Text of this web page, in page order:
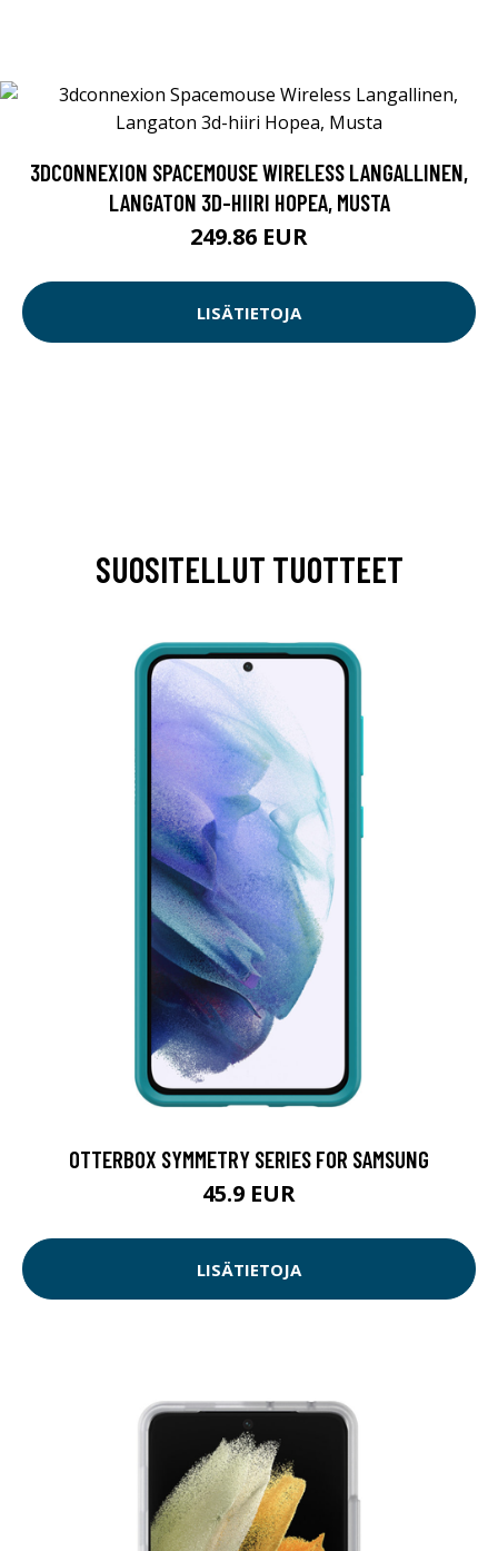
3DCONNEXION SPACEMOUSE WIRELESS LANGALLINEN,
LANGATON 3D-HIIRI HOPEA, MUSTA
249.86 EUR
LISÄTIETOJA
SUOSITELLUT TUOTTEET
OTTERBOX SYMMETRY SERIES FOR SAMSUNG
45.9 EUR
LISÄTIETOJA